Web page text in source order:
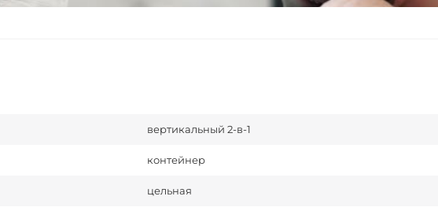
вертикальный 2-в-1
контейнер
цельная